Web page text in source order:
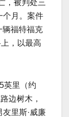
，被判处三
个月。案件
辆福特福克
，以最高
英里（约
边树木，
里斯·威廉